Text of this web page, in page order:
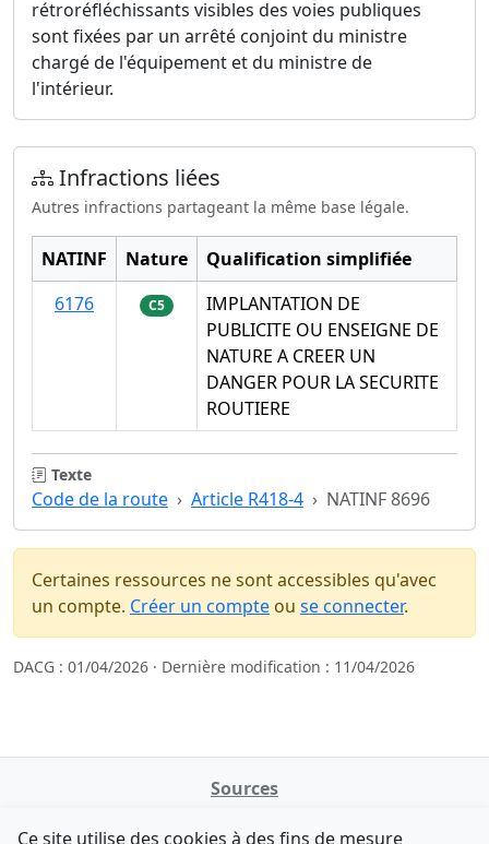
rétroréfléchissants visibles des voies publiques
sont fixées par un arrêté conjoint du ministre
chargé de l'équipement et du ministre de
l'intérieur.
Infractions liées
Autres infractions partageant la même base légale.
NATINF Nature
Qualification simplifiée
6176
C5
IMPLANTATION DE
PUBLICITE OU ENSEIGNE DE
NATURE A CREER UN
DANGER POUR LA SECURITE
ROUTIERE
Texte
Code de la route Article R418-4 NATINF 8696
Certaines ressources ne sont accessibles qu'avec
un compte. Créer un compte ou se connecter.
DACG : 01/04/2026 · Dernière modification : 11/04/2026
Sources
Ce site utilise des cookies à des fins de mesure